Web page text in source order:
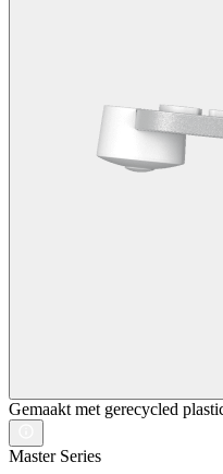
Gemaakt met gerecycled
Master Series